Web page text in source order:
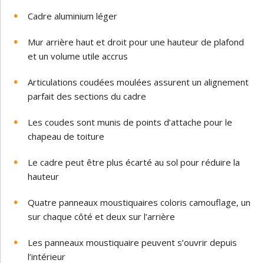
Cadre aluminium léger
Mur arrière haut et droit pour une hauteur de plafond
et un volume utile accrus
Articulations coudées moulées assurent un alignement
parfait des sections du cadre
Les coudes sont munis de points d’attache pour le
chapeau de toiture
Le cadre peut être plus écarté au sol pour réduire la
hauteur
Quatre panneaux moustiquaires coloris camouflage, un
sur chaque côté et deux sur l’arrière
Les panneaux moustiquaire peuvent s’ouvrir depuis
l’intérieur